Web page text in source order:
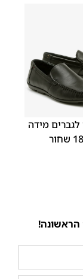
לגברים מידה